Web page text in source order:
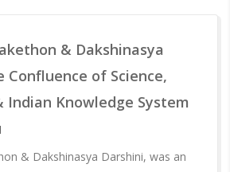
& Dakshinasya
Confluence of Science,
Indian Knowledge System
& Dakshinasya Darshini, was an